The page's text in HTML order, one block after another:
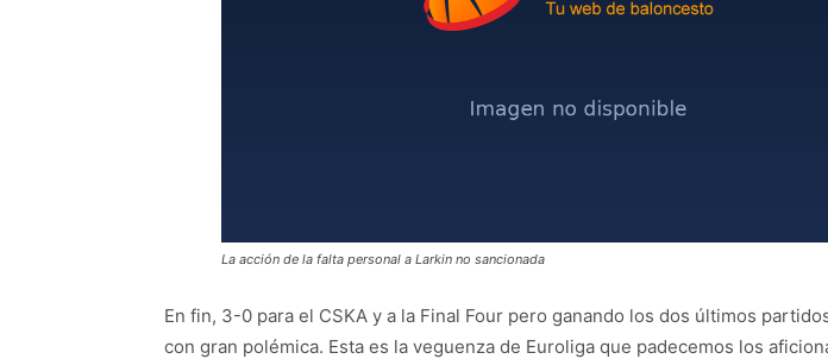
La acción de la falta personal a Larkin no sancionada
En fin, 3-0 para el CSKA y a la Final Four pero ganando los dos últimos
con gran polémica. Esta es la veguenza de Euroliga que padecemos los